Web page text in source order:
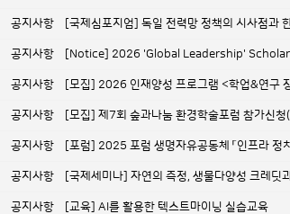
공지사항 [국제심포지엄] 독일 전력망 정책의 시사점과
공지사항 [Notice] 2026 'Global Leadership'
공지사항 [모집] 2026 인재양성 프로그램 <학업&연
공지사항 [모집] 제7회 숲과나눔 환경학술포럼 참가신
공지사항 [포럼] 2025 포럼 생명자유공동체 「인프라 정
공지사항 [국제세미나] 자연의 측정, 생물다양성 크레딧
공지사항 [교육] AI를 활용한 텍스트마이닝 실습교육